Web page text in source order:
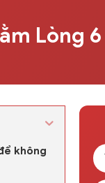
Lòng
không